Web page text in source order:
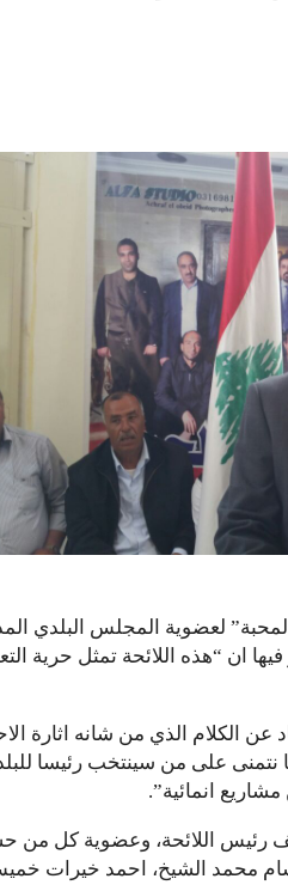
لعضوية المجلس البلدي
ان “هذه اللائحة تمثل حرية
عن الكلام الذي من شانه اثارة
نتمنى على من سينتخب رئيسا
انمائية”.
رئيس اللائحة، وعضوية كل من
محمد الشيخ، احمد خيرات